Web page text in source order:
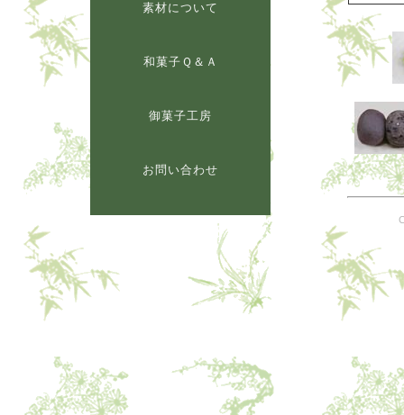
素材について
和菓子Ｑ＆Ａ
御菓子工房
お問い合わせ